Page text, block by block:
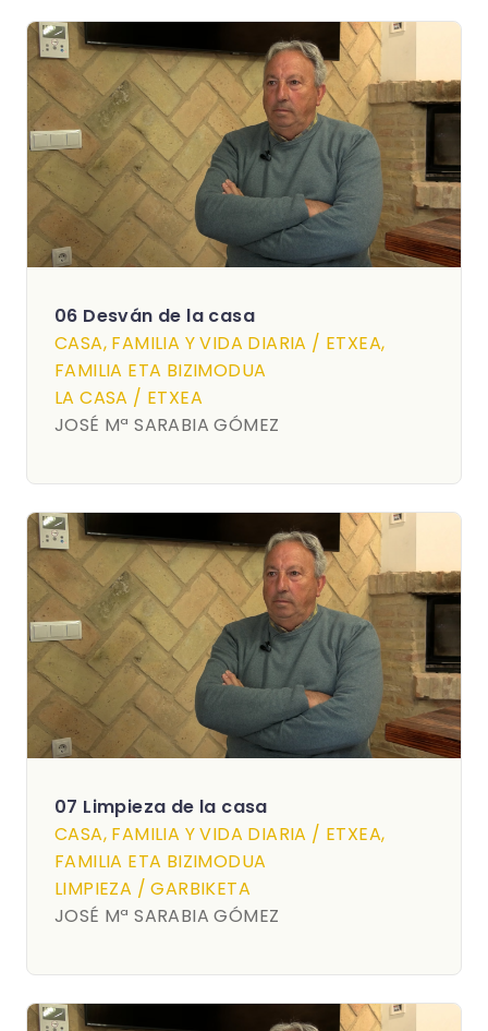
06 Desván de la casa
CASA, FAMILIA Y VIDA DIARIA / ETXEA,
FAMILIA ETA BIZIMODUA
LA CASA / ETXEA
JOSÉ Mª SARABIA GÓMEZ
07 Limpieza de la casa
CASA, FAMILIA Y VIDA DIARIA / ETXEA,
FAMILIA ETA BIZIMODUA
LIMPIEZA / GARBIKETA
JOSÉ Mª SARABIA GÓMEZ